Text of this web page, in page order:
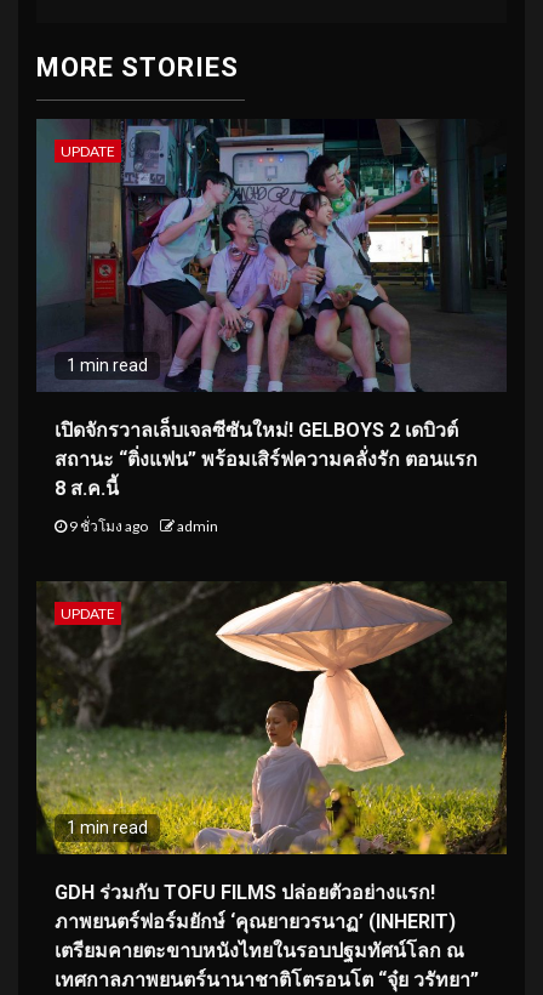
MORE STORIES
UPDATE
1 min read
เปิดจักรวาลเล็บเจลซีซันใหม่! GELBOYS 2 เดบิวต์
สถานะ “ติ่งแฟน” พร้อมเสิร์ฟความคลั่งรัก ตอนแรก
8 ส.ค.นี้
9 ชั่วโมง ago admin
UPDATE
1 min read
GDH ร่วมกับ TOFU FILMS ปล่อยตัวอย่างแรก!
ภาพยนตร์ฟอร์มยักษ์ ‘คุณยายวรนาฏ’ (INHERIT)
เตรียมคายตะขาบหนังไทยในรอบปฐมทัศน์โลก ณ
เทศกาลภาพยนตร์นานาชาติโตรอนโต “จุ๋ย วรัทยา”